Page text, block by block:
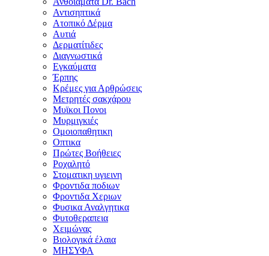
Αντισηπτικά
Ατοπικό Δέρμα
Αυτιά
Δερματίτιδες
Διαγνωστικά
Εγκαύματα
Έρπης
Κρέμες για Αρθρώσεις
Μετρητές σακχάρου
Μυϊκοι Πονοι
Μυρμιγκιές
Ομοιοπαθητικη
Οπτικα
Πρώτες Βοήθειες
Ροχαλητό
Στοματικη υγιεινη
Φροντιδα ποδιων
Φροντιδα Χεριων
Φυσικα Αναλγητικα
Φυτοθεραπεια
Χειμώνας
Βιολογικά έλαια
ΜΗΣΥΦΑ